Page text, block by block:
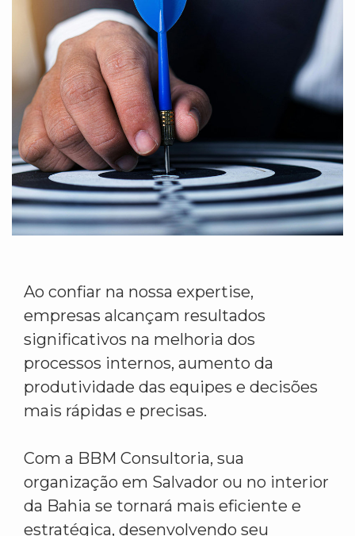
Ao confiar na nossa expertise,
empresas alcançam resultados
significativos na melhoria dos
processos internos, aumento da
produtividade das equipes e decisões
mais rápidas e precisas.
Com a BBM Consultoria, sua
organização em Salvador ou no interior
da Bahia se tornará mais eficiente e
estratégica, desenvolvendo seu